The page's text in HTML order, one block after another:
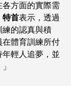
方面的實際需
特首表示，透過
練的認真與積
體育訓練所付
輕人追夢，並